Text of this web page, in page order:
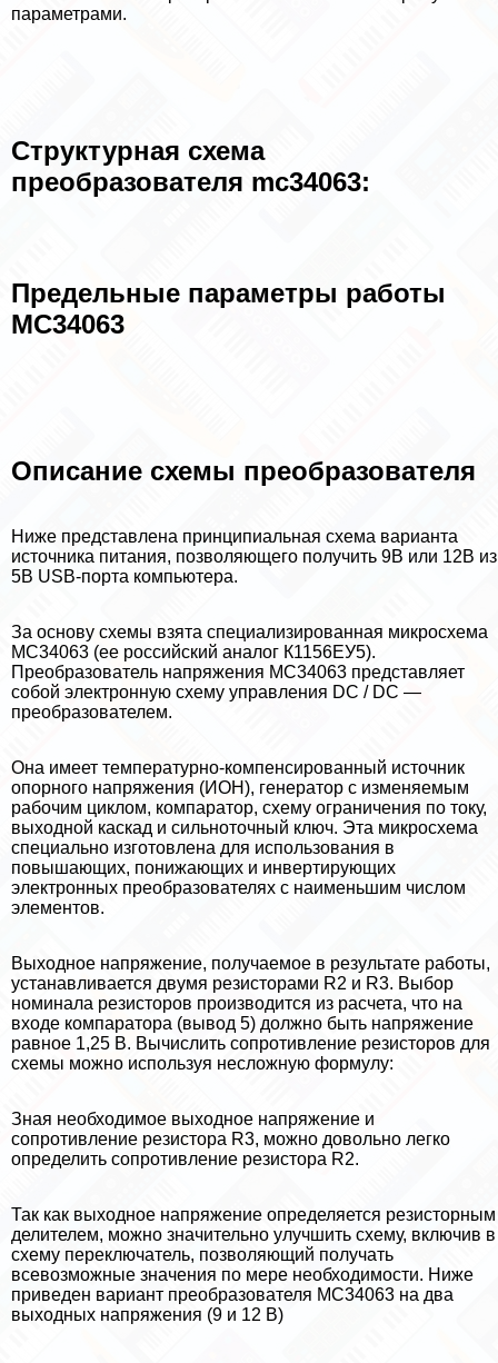
параметрами.
Структурная схема
преобразователя mc34063:
Предельные параметры работы
MC34063
Описание схемы преобразователя
Ниже представлена принципиальная схема варианта
источника питания, позволяющего получить 9В или 12В из
5В USB-порта компьютера.
За основу схемы взята специализированная микросхема
MC34063 (ее российский аналог К1156ЕУ5).
Преобразователь напряжения MC34063 представляет
собой электронную схему управления DC / DC —
преобразователем.
Она имеет температурно-компенсированный источник
опopного напряжения (ИОН), генератор с изменяемым
рабочим циклом, компаратор, схему ограничения по току,
выходной каскад и сильноточный ключ. Эта микросхема
специально изготовлена для использования в
повышающих, понижающих и инвертирующих
электронных преобразователях с наименьшим числом
элементов.
Выходное напряжение, получаемое в результате работы,
устанавливается двумя резисторами R2 и R3. Выбор
номинала резисторов производится из расчета, что на
входе компаратора (вывод 5) должно быть напряжение
равное 1,25 В. Вычислить сопротивление резисторов для
схемы можно используя несложную формулу:
Зная необходимое выходное напряжение и
сопротивление резистора R3, можно довольно легко
определить сопротивление резистора R2.
Так как выходное напряжение определяется резисторным
делителем, можно значительно улучшить схему, включив в
схему переключатель, позволяющий получать
всевозможные значения по мере необходимости. Ниже
приведен вариант преобразователя MC34063 на два
выходных напряжения (9 и 12 В)